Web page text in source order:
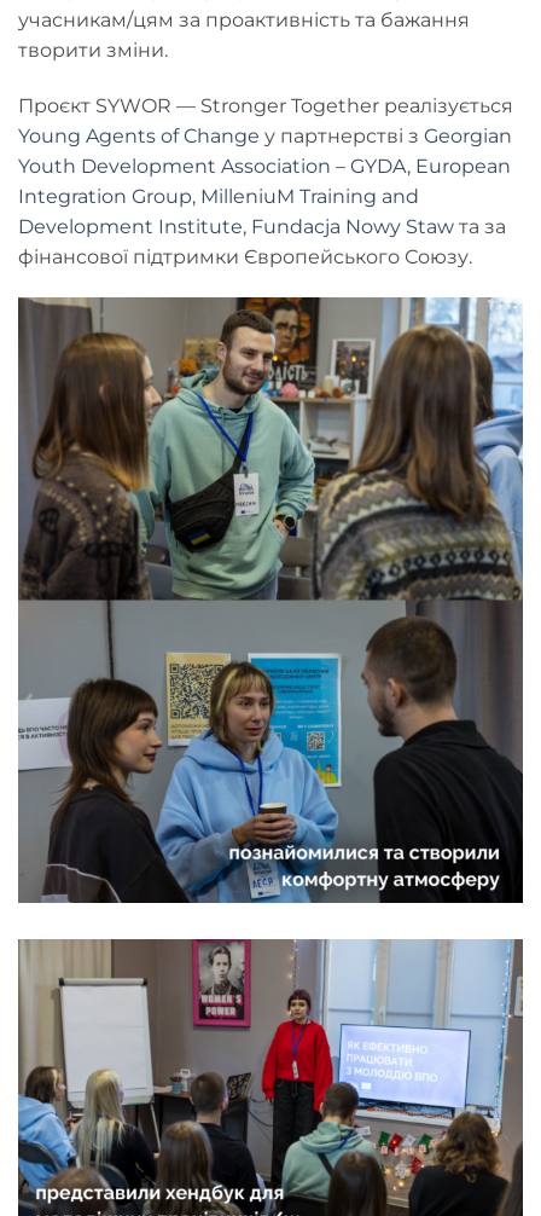
учасникам/цям за проактивність та бажання
творити зміни.
Проєкт SYWOR — Stronger Together реалізується
Young Agents of Change у партнерстві з Georgian
Youth Development Association – GYDA, European
Integration Group, MilleniuM Training and
Development Institute, Fundacja Nowy Staw та за
фінансової підтримки Європейського Союзу.